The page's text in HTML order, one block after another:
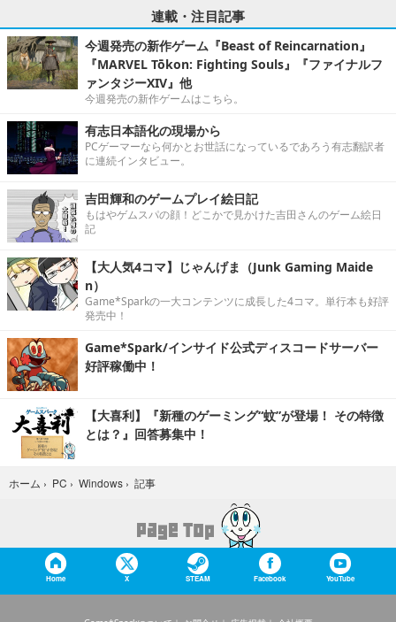
連載・注目記事
今週発売の新作ゲーム『Beast of Reincarnation』
『MARVEL Tōkon: Fighting Souls』『ファイナルフ
ァンタジーXIV』他
今週発売の新作ゲームはこちら。
有志日本語化の現場から
PCゲーマーなら何かとお世話になっているであろう有志翻訳者
に連続インタビュー。
吉田輝和のゲームプレイ絵日記
もはやゲムスパの顔！どこかで見かけた吉田さんのゲーム絵日
記
【大人気4コマ】じゃんげま（Junk Gaming Maide
n）
Game*Sparkの一大コンテンツに成長した4コマ。単行本も好評
発売中！
Game*Spark/インサイド公式ディスコードサーバー
好評稼働中！
【大喜利】『新種のゲーミング“蚊”が登場！ その特徴
とは？』回答募集中！
ホーム › PC › Windows › 記事
Home X STEAM Facebook YouTube